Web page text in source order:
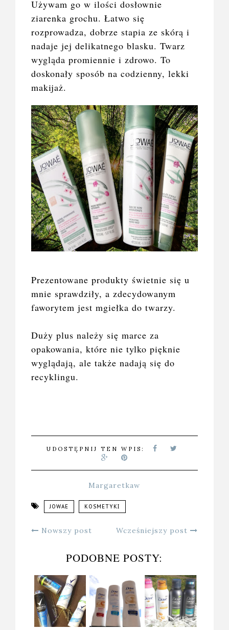
Używam go w ilości dosłownie
ziarenka grochu. Łatwo się
rozprowadza, dobrze stapia ze skórą i
nadaje jej delikatnego blasku. Twarz
wygląda promiennie i zdrowo. To
doskonały sposób na codzienny, lekki
makijaż.
Prezentowane produkty świetnie się u
mnie sprawdziły, a zdecydowanym
faworytem jest mgiełka do twarzy.
Duży plus należy się marce za
opakowania, które nie tylko pięknie
wyglądają, ale także nadają się do
recyklingu.
UDOSTĘPNIJ TEN WPIS:
Margaretkaw
JOWAE KOSMETYKI
Nowszy post Wcześniejszy post
PODOBNE POSTY: